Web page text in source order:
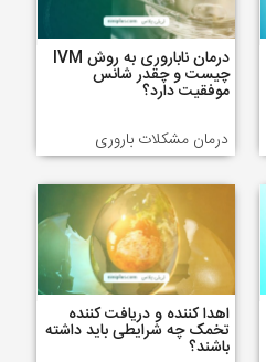
درمان ناباروری به روش IVM
چیست و چقدر شانس
موفقیت دارد؟
درمان مشکلات باروری
اهدا کننده و دریافت کننده
تخمک چه شرایطی باید داشته
باشند؟